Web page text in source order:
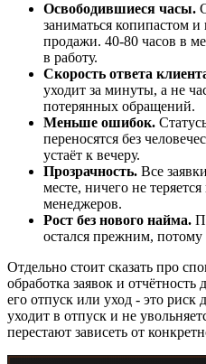
Освободившиеся часы.
заниматься копипастом
продажи. 40-80 часов в
в работу.
Скорость ответа
уходит за минуты, а не
потерянных обращений.
Меньше ошибок.
переносятся без
устаёт к вечеру.
Прозрачность. Все
месте, ничего не
менеджеров.
Рост без нового найма.
остался прежним, потому
Отдельно стоит сказать про
обработка заявок и
его отпуск или уход - это риск
уходит в отпуск и не
перестают зависеть от